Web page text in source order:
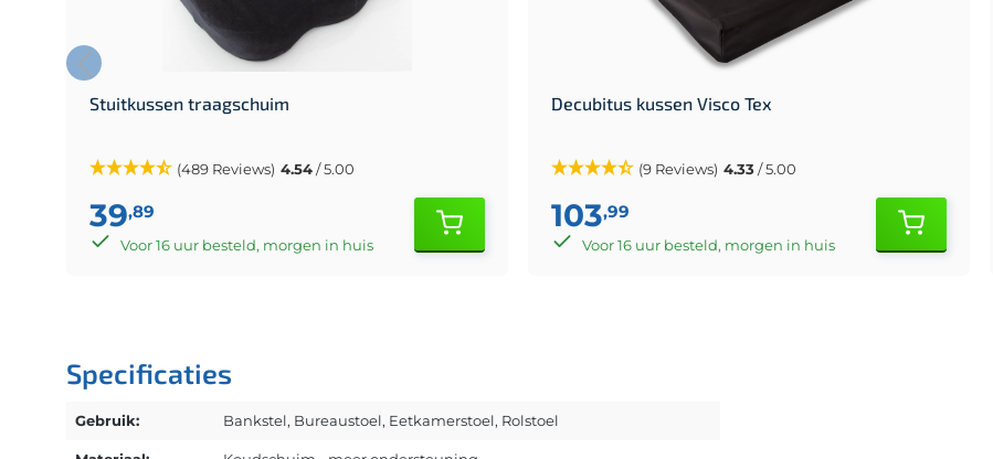
Stuitkussen traagschuim
(489 Reviews) 4.54/ 5.00
39,89
Voor 16 uur besteld, morgen in huis
Decubitus kussen Visco Tex
(9 Reviews) 4.33/ 5.00
103,99
Voor 16 uur besteld, morgen in huis
Specificaties
Gebruik: Bankstel, Bureaustoel, Eetkamerstoel, Rolstoel